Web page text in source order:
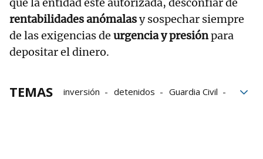
que la entidad esté autorizada, desconfiar de
rentabilidades anómalasy sospechar siempre
de las exigencias de urgencia y presiónpara
depositar el dinero.
TEMAS inversión detenidos
Guardia Civil